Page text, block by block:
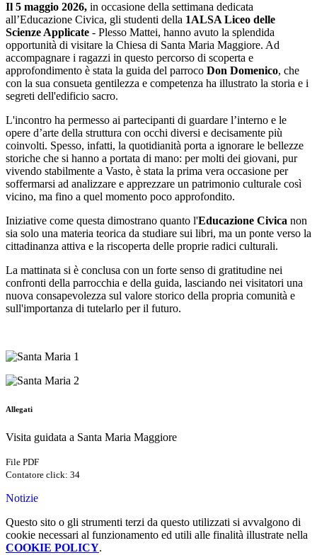
Il 5 maggio 2026, in occasione della settimana dedicata
all’Educazione Civica, gli studenti della 1ALSA Liceo delle
Scienze Applicate - Plesso Mattei, hanno avuto la splendida
opportunità di visitare la Chiesa di Santa Maria Maggiore. Ad
accompagnare i ragazzi in questo percorso di scoperta e
approfondimento è stata la guida del parroco Don Domenico, che
con la sua consueta gentilezza e competenza ha illustrato la storia e i
segreti dell'edificio sacro.
L'incontro ha permesso ai partecipanti di guardare l’interno e le
opere d’arte della struttura con occhi diversi e decisamente più
coinvolti. Spesso, infatti, la quotidianità porta a ignorare le bellezze
storiche che si hanno a portata di mano: per molti dei giovani, pur
vivendo stabilmente a Vasto, è stata la prima vera occasione per
soffermarsi ad analizzare e apprezzare un patrimonio culturale così
vicino, ma fino a quel momento poco approfondito.
Iniziative come questa dimostrano quanto l'Educazione Civica non
sia solo una materia teorica da studiare sui libri, ma un ponte verso la
cittadinanza attiva e la riscoperta delle proprie radici culturali.
La mattinata si è conclusa con un forte senso di gratitudine nei
confronti della parrocchia e della guida, lasciando nei visitatori una
nuova consapevolezza sul valore storico della propria comunità e
sull'importanza di tutelarlo per il futuro.
Allegati
Visita guidata a Santa Maria Maggiore
File PDF
Contatore click: 34
Notizie
Questo sito o gli strumenti terzi da questo utilizzati si avvalgono di
cookie necessari al funzionamento ed utili alle finalità illustrate nella
COOKIE POLICY.